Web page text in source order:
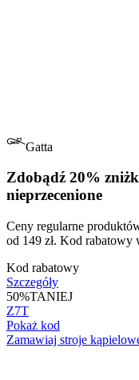
Gatta
Zdobądź 20%
nieprzecenione
Ceny regularne
od 149 zł. Kod rabatowy
Kod rabatowy
Szczegóły
50%TANIEJ
Z7T
Pokaż kod
Zamawiaj stroje